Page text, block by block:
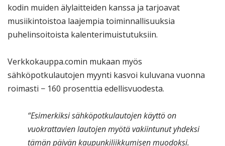
kodin muiden älylaitteiden kanssa ja tarjoavat
musiikintoistoa laajempia toiminnallisuuksia
puhelinsoitoista kalenterimuistutuksiin.
Verkkokauppa.comin mukaan myös
sähköpotkulautojen myynti kasvoi kuluvana vuonna
roimasti − 160 prosenttia edellisvuodesta.
“Esimerkiksi sähköpotkulautojen käyttö on
vuokrattavien lautojen myötä vakiintunut yhdeksi
tämän päivän kaupunkiliikkumisen muodoksi.